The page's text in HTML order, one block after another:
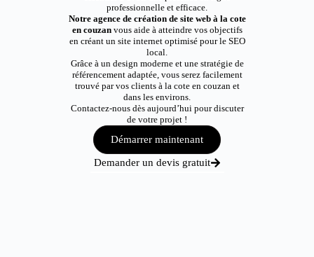
professionnelle et efficace.
Notre agence de création de site web à la cote
en couzanvous aide à atteindre vos objectifs
en créant un site internet optimisé pour le SEO
local.
Grâce à un design moderne et une stratégie de
référencement adaptée, vous serez facilement
trouvé par vos clients à la cote en couzan et
dans les environs.
Contactez-nous dès aujourd’hui pour discuter
de votre projet !
Démarrer maintenant
Demander un devis gratuit